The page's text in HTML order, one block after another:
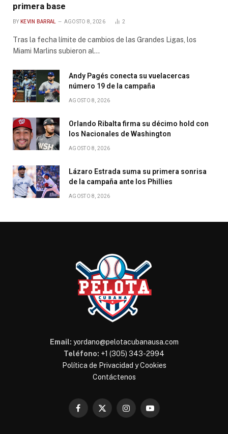
primera base
BY KEVIN BARRAL AGOSTO 8, 2026 2
Tras la fecha límite de cambios de las Grandes Ligas, los
Miami Marlins subieron al…
Andy Pagés conecta su vuelacercas
número 19 de la campaña
AGOSTO 8, 2026
Orlando Ribalta firma su décimo hold con
los Nacionales de Washington
AGOSTO 8, 2026
Lázaro Estrada suma su primera sonrisa
de la campaña ante los Phillies
AGOSTO 8, 2026
Email: yordano@pelotacubanausa.com
Teléfono: +1 (305) 343-2994
Política de Privacidad y Cookies
Contáctenos
Facebook
X
InstagramYouTube